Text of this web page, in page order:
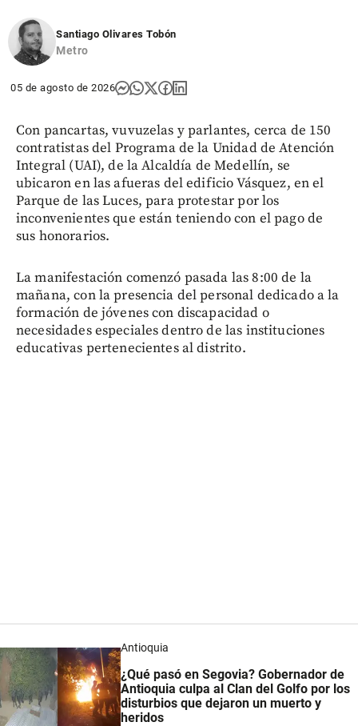
Santiago Olivares Tobón
Metro
05 de agosto de 2026
Con pancartas, vuvuzelas y parlantes, cerca de 150
contratistas del Programa de la Unidad de Atención
Integral (UAI), de la Alcaldía de Medellín, se
ubicaron en las afueras del edificio Vásquez, en el
Parque de las Luces, para protestar por los
inconvenientes que están teniendo con el pago de
sus honorarios.
La manifestación comenzó pasada las 8:00 de la
mañana, con la presencia del personal dedicado a la
formación de jóvenes con discapacidad o
necesidades especiales dentro de las instituciones
educativas pertenecientes al distrito.
Antioquia
¿Qué pasó en Segovia? Gobernador de
Antioquia culpa al Clan del Golfo por los
disturbios que dejaron un muerto y
heridos